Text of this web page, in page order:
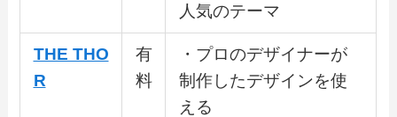
人気のテーマ
THE THO
R
有
料
・プロのデザイナーが
制作したデザインを使
える